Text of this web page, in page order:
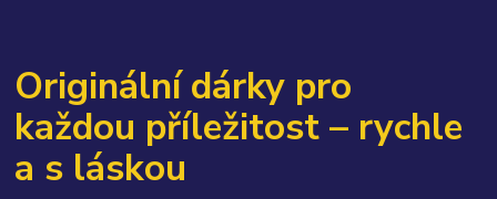
Originální dárky pro
každou příležitost – rychle
a s láskou